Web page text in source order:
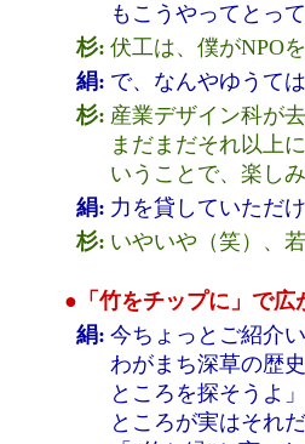
もこうやってとって
杉: 伏工は、僕がNPO
絹: で、なんやゆうて
杉: 産業デザイン科が
まだまだそれ以上
いうことで、楽しみ
絹: 力を貸していただ
杉: いやいや（笑）、
●「竹をチップに」で広
絹: 今ちょっとご紹介
わがまち深草の歴
ところを探そうよ
ところが実はそれ